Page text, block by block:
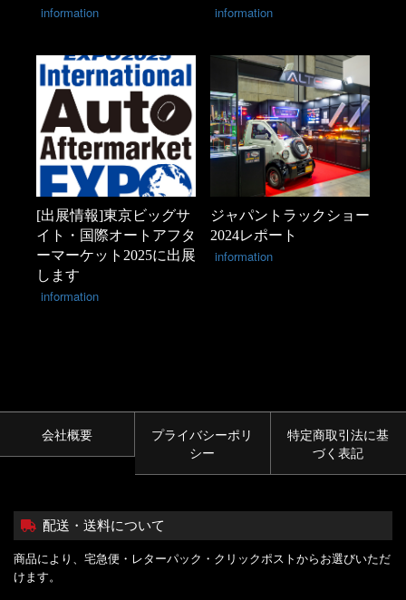
information information
[出展情報]東京ビッグサ
イト・国際オートアフタ
ーマーケット2025に出展
します
information
ジャパントラックショー
2024レポート
information
会社概要
プライバシーポリ
シー
特定商取引法に基
づく表記
配送・送料について
商品により、宅急便・レターパック・クリックポストからお選びいただ
けます。